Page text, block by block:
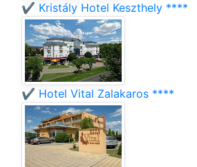
✔️ Kristály Hotel Keszthely ****
✔️ Hotel Vital Zalakaros ****